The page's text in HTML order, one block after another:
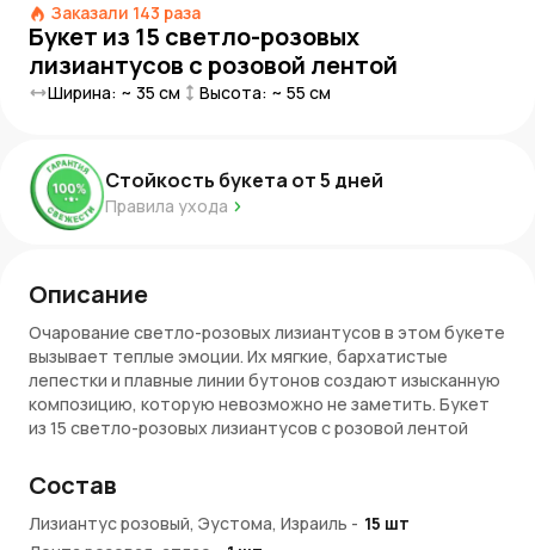
Заказали 143 раза
Букет из 15 светло-розовых
лизиантусов с розовой лентой
Ширина: ~ 35 см Высота: ~ 55 см
Стойкость букета от5 дней
Правила ухода
Описание
Очарование светло-розовых лизиантусов в этом букете
вызывает теплые эмоции. Их мягкие, бархатистые
лепестки и плавные линии бутонов создают изысканную
композицию, которую невозможно не заметить. Букет
из 15 светло-розовых лизиантусов с розовой лентой
то поздравление, признание или просто знак внимания.
Преимущества букета
Состав
Лизиантус розовый, Эустома, Израиль - 15 шт